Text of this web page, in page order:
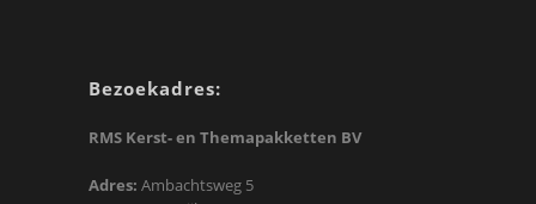
Bezoekadres:
RMS Kerst- en Themapakketten BV
Adres: Ambachtsweg 5